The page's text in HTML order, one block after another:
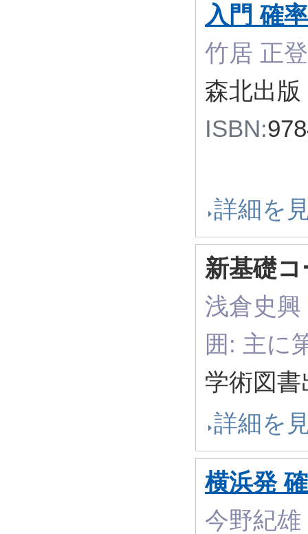
入門 確
竹居 正
森北出
ISBN:
詳細を
新基礎
浅倉史
囲: 主に
学術図
詳細を
横浜発
今野紀